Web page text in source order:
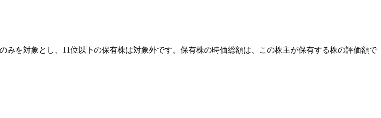
を対象とし、11位以下の保有株は対象外です。保有株の時価総額は、この株主が保有する株の評価額で